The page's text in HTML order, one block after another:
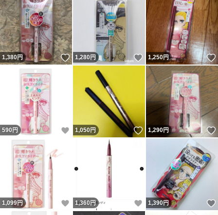
1,380円 いいね！
1,280円 いいね！
1,250円
590 円 いいね！
1,050円 いいね！
1,290円
1,099円 いいね！
1,360円 いいね！
1,390円